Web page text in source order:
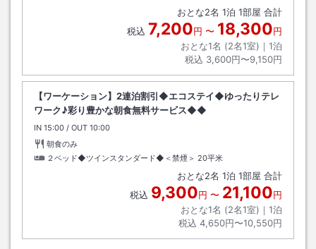
おとな2名 1泊 1部屋 合計
税込 7,200円 〜 18,300円
おとな1名 (2名1室)｜ 1泊
税込 3,600円〜9,150円
【ワーケーション】2連泊割引◆エコステイ◆ゆったりテレ
ワーク♪彩り豊かな朝食無料サービス◆◆
IN チェックイン
15:00 / OUT チェックアウト
10:00
朝食のみ
２ベッド◆ツインスタンダード◆＜禁煙＞ 20平米
おとな2名 1泊 1部屋 合計
税込 9,300円 〜 21,100円
おとな1名 (2名1室)｜ 1泊
税込 4,650円〜10,550円